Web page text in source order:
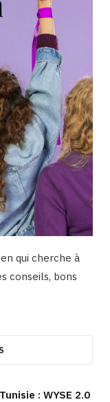
qui cherche à
conseils, bons
: WYSE 2.0